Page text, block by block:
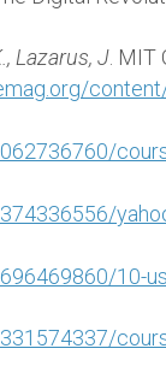
Lazarus, J .
10-